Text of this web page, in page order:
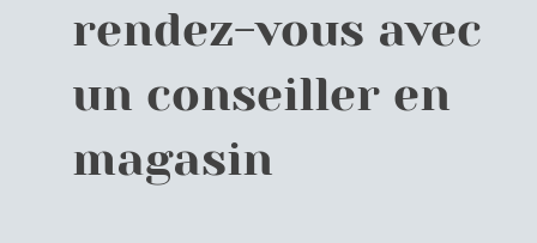
rendez-vous avec
un conseiller en
magasin